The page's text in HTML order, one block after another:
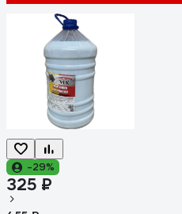
-29%
325 ₽